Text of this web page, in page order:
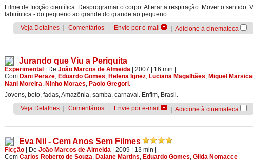
Filme de fricção científica. Desprogramar o corpo. Alterar a respiração. Mover o sentido.
labiríntica - do pequeno ao grande do grande ao pequeno.
Veja Detalhes
Comentários Envie por e-mail Adicione à cinemateca
Jurando que Viu a Periquita
Experimental De João Marcos de Almeida | 2007 | 16 min
Com Dani Peraze, Eduardo Gomes, Helena Ignez, Luciana Magalhães, Miguel
Nani Moreira, Ninho Moraes, Paolo Gregori.
Jovens, boto, fadas, Amazônia, samba, carnaval. Enfim, Brasil.
Veja Detalhes
Comentários Envie por e-mail Adicione à cinemateca
Eva Nil - Cem Anos Sem Filmes
Ficção De João Marcos de Almeida | 2009 | 13 min
Com Carlos Roberto de Souza, Daiane Martins, Eduardo Gomes, Gilda Nomacce